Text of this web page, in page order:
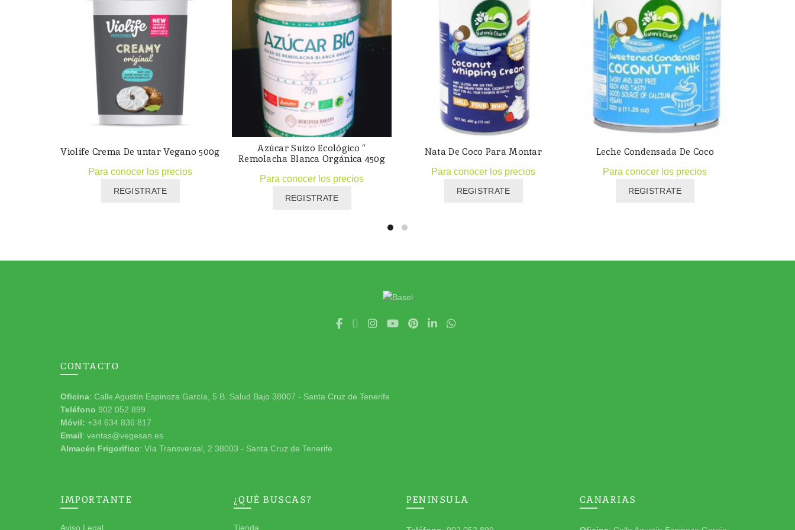
Violife Crema De untar Vegano 500g
Para conocer los precios
REGISTRATE
Azúcar Suizo Ecológico ‘’
Remolacha Blanca Orgánica 450g
Para conocer los precios
REGISTRATE
Nata De Coco Para Montar
Para conocer los precios
REGISTRATE
Leche Condensada De Coco
Para conocer los precios
REGISTRATE
CONTACTO
Oficina: Calle Agustín Espinoza García, 5 B. Salud Bajo 38007 - Santa Cruz de Tenerife
Teléfono 902 052 899
Móvil: +34 634 836 817
Email: ventas@vegesan.es
Almacén Frigorífico: Vía Transversal, 2 38003 - Santa Cruz de Tenerife
IMPORTANTE
Aviso Legal
¿QUÉ BUSCAS?
Tienda
PENINSULA CANARIAS